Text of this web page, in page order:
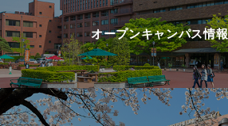
オープンキャンパス情